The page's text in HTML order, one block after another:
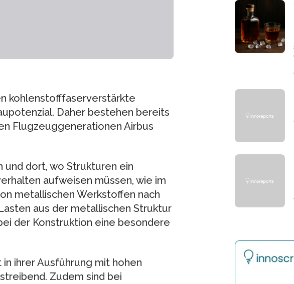
kohlenstofffaserverstärkte
Daher bestehen bereits
Flugzeuggenerationen Airbus
dort, wo Strukturen ein
aufweisen müssen, wie im
metallischen Werkstoffen nach
aus der metallischen Struktur
der Konstruktion eine besondere
ihrer Ausführung mit hohen
Zudem sind bei